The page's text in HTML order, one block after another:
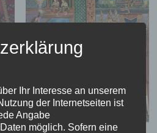
Ihr Interesse an unserem
der Internetseiten ist
Angabe
möglich. Sofern eine